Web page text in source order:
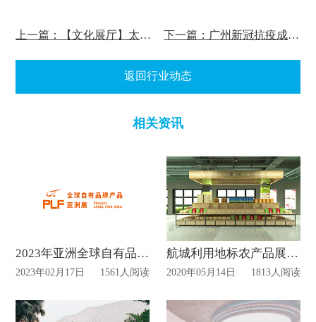
上一篇：【文化展厅】太阳乡坞堆村乡村文化记忆展馆！ 下一篇：广州新冠抗疫成果VR全景展厅
返回行业动态
相关资讯
2023年亚洲全球自有品牌产品展览会搭建动态
2023年02月17日 1561人阅读
航城利用地标农产品展厅推进消费扶贫
2020年05月14日 1813人阅读